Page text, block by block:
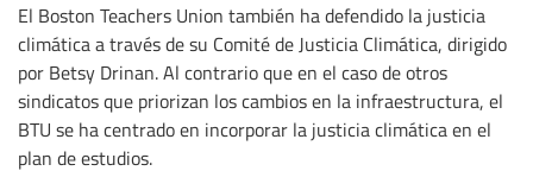
El Boston Teachers Union también ha defendido la justicia
climática a través de su Comité de Justicia Climática, dirigido
por Betsy Drinan. Al contrario que en el caso de otros
sindicatos que priorizan los cambios en la infraestructura, el
BTU se ha centrado en incorporar la justicia climática en el
plan de estudios.